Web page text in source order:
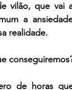
vilão, que
a
realidade.
de horas